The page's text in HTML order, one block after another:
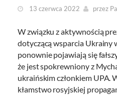
13 czerwca 2022 przez
W związku z aktywnością
dotyczącą wsparcia Ukrainy
ponownie pojawiają się
że jest spokrewniony z
ukraińskim członkiem UPA.
kłamstwo rosyjskiej